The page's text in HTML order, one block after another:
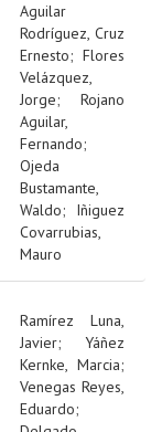
Aguilar
Rodríguez, Cruz
Ernesto; Flores
Velázquez,
Jorge; Rojano
Aguilar,
Fernando;
Ojeda
Bustamante,
Waldo; Iñiguez
Covarrubias,
Mauro
Ramírez Luna,
Javier; Yáñez
Kernke, Marcia;
Venegas Reyes,
Eduardo;